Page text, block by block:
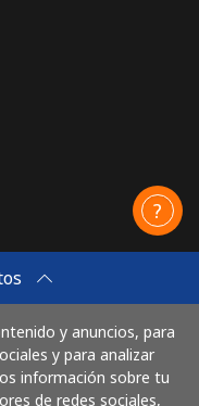
y anuncios, para
y para analizar
información sobre tu
de redes sociales,